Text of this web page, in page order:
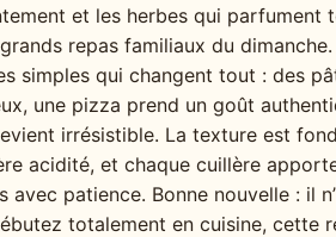
et les herbes qui parfument
repas familiaux du
simples qui changent tout : des
une pizza prend un goût
irrésistible. La texture est
acidité, et chaque cuillère
patience. Bonne nouvelle : il
totalement en cuisine, cette